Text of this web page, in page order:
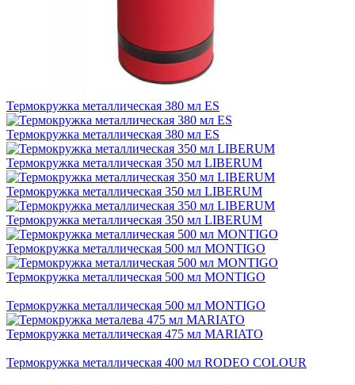
Термокружка металлическая 380 мл ES
Термокружка металлическая 380 мл ES
Термокружка металлическая 350 мл LIBERUM
Термокружка металлическая 350 мл LIBERUM
Термокружка металлическая 350 мл LIBERUM
Термокружка металлическая 500 мл MONTIGO
Термокружка металлическая 500 мл MONTIGO
Термокружка металлическая 500 мл MONTIGO
Термокружка металлическая 475 мл MARIATO
Термокружка металлическая 400 мл RODEO COLOUR